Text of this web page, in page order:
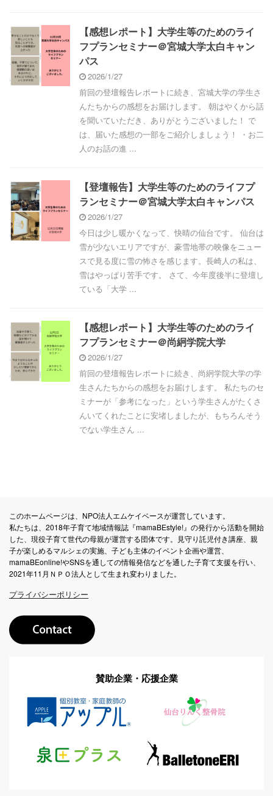
【感想レポート】大学生等のためのライ
フプランセミナー＠宮城大学太白キャン
パス
2026/1/27
前回の登壇報告レポートに続き、宮城大学の学生さ
んたちからの感想をお届けします。 朝はやくから話
を聞いていただき、ありがとうございました！ で
は、届いた感想の一部をご紹介しましょう！ ・お二
人のお話の進 ...
【登壇報告】大学生等のためのライフプ
ランセミナー＠宮城大学太白キャンパス
2026/1/27
今日は少し暖かくなって、快晴の仙台です。 仙台は
雪が少ないエリアですが、豪雪地帯の映像をニュー
スで見る度に雪の怖さを感じます。長崎人の私は、
雪はやっぱり苦手です。 さて、今年度後半に登壇し
ている「大学 ...
【感想レポート】大学生等のためのライ
フプランセミナー＠尚絅学院大学
2026/1/27
前回の登壇報告レポートに続き、尚絅学院大学の学
生さんたちからの感想をお届けします。 私たちのセ
ミナーが「参考になった」という学生さんがたくさ
んいてくれたことに安堵しましたが、もちろんそう
でない学生さん ...
このホームページは、NPO法人エムケイベースが運営しています。
私たちは、2018年子育て地域情報誌『mamaBEstyle!』の発行から活動を開始
した、現役子育て世代の母親が運営する団体です。見守り託児付き講座、親
子が楽しめるマルシェの実施、子ども主体のイベント企画や運営、
mamaBEonline!やSNSを通しての情報発信などを通した子育て支援を行い、
2021年11月ＮＰＯ法人として生まれ変わりました。
プライバシーポリシー
賛助企業・応援企業